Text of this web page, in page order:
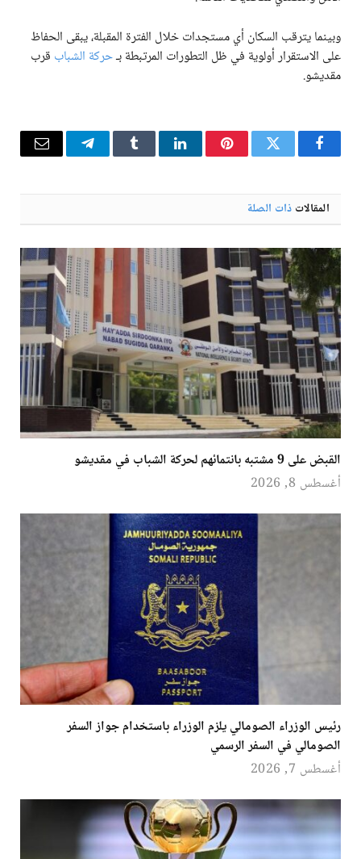
وبينما يترقب السكان أي مستجدات خلال الفترة المقبلة، يبقى الحفاظ
على الاستقرار أولوية في ظل التطورات المرتبطة بـحركة الشباب قرب
مقديشو.
فيسبوكتويتر بينتيريستلينكدإن Tumblr تيلقرام البريد
المقالات ذات الصلة
القبض على 9 مشتبه بانتمائهم لحركة الشباب في مقديشو
أغسطس 8, 2026
رئيس الوزراء الصومالي يلزم الوزراء باستخدام جواز السفر
الصومالي في السفر الرسمي
أغسطس 7, 2026